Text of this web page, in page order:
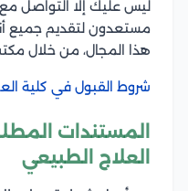
ليس عليك إلا التواصل مع
مستعدون لتقديم جميع
هذا المجال، من خلال
شروط القبول في كلية
المستندات
العلاج الطبيعي